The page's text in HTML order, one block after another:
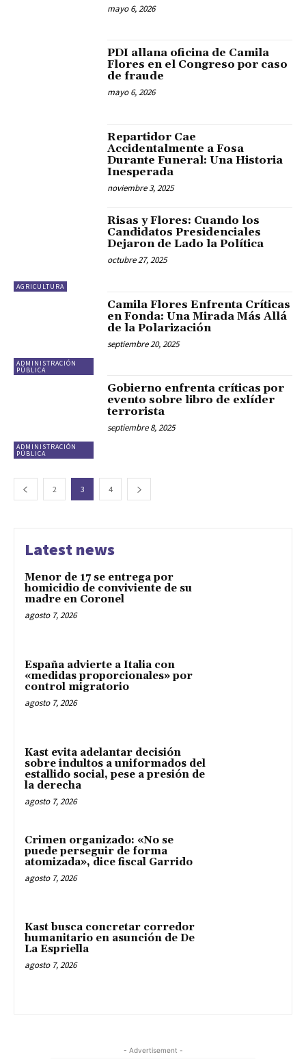
mayo 6, 2026
PDI allana oficina de Camila
Flores en el Congreso por caso
de fraude
mayo 6, 2026
Repartidor Cae
Accidentalmente a Fosa
Durante Funeral: Una Historia
Inesperada
noviembre 3, 2025
AGRICULTURA
Risas y Flores: Cuando los
Candidatos Presidenciales
Dejaron de Lado la Política
octubre 27, 2025
ADMINISTRACIÓN
PÚBLICA
Camila Flores Enfrenta Críticas
en Fonda: Una Mirada Más Allá
de la Polarización
septiembre 20, 2025
ADMINISTRACIÓN
PÚBLICA
Gobierno enfrenta críticas por
evento sobre libro de exlíder
terrorista
septiembre 8, 2025
2 3 4
Latest news
Menor de 17 se entrega por
homicidio de conviviente de su
madre en Coronel
agosto 7, 2026
España advierte a Italia con
«medidas proporcionales» por
control migratorio
agosto 7, 2026
Kast evita adelantar decisión
sobre indultos a uniformados del
estallido social, pese a presión de
la derecha
agosto 7, 2026
Crimen organizado: «No se
puede perseguir de forma
atomizada», dice fiscal Garrido
agosto 7, 2026
Kast busca concretar corredor
humanitario en asunción de De
La Espriella
agosto 7, 2026
- Advertisement -